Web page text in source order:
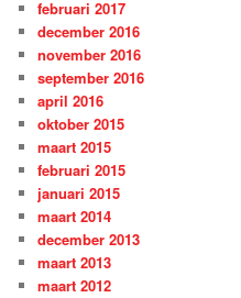
februari 2017
december 2016
november 2016
september 2016
april 2016
oktober 2015
maart 2015
februari 2015
januari 2015
maart 2014
december 2013
maart 2013
maart 2012